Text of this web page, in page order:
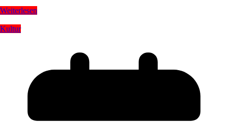
Weiterlesen
Kultur